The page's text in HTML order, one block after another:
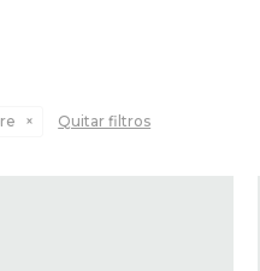
Quitar filtros